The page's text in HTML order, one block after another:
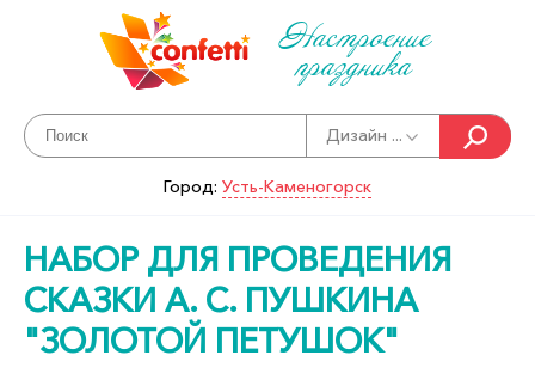
Настроение
праздника
Дизайн ...
Город: Усть-Каменогорск
НАБОР ДЛЯ ПРОВЕДЕНИЯ
СКАЗКИ А. С. ПУШКИНА
"ЗОЛОТОЙ ПЕТУШОК"